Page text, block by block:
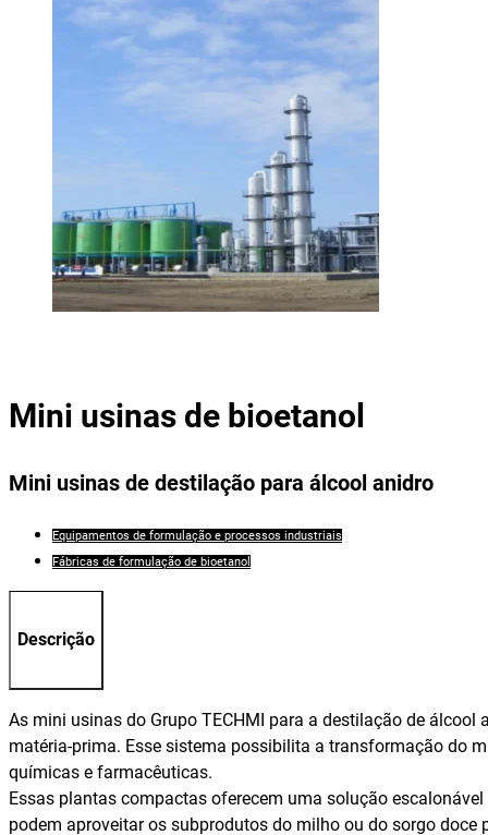
Mini usinas de bioetanol
Mini usinas de destilação para álcool anidro
Equipamentos de formulação e processos industriais
Fábricas de formulação de bioetanol
Descrição
As mini usinas do Grupo TECHMI para a destilação de
matéria-prima. Esse sistema possibilita a transformação do
químicas e farmacêuticas.
Essas plantas compactas oferecem uma solução
podem aproveitar os subprodutos do milho ou do sorgo